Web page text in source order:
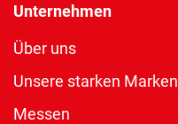
Unternehmen
Über uns
Unsere starken Marken
Messen